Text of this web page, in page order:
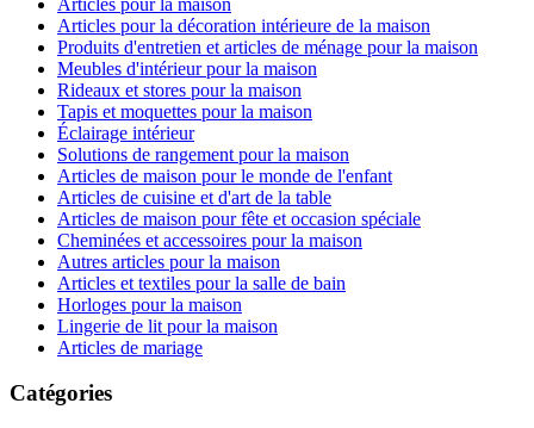
Articles pour la décoration intérieure de la maison
Produits d'entretien et articles de ménage pour la maison
Meubles d'intérieur pour la maison
Rideaux et stores pour la maison
Tapis et moquettes pour la maison
Éclairage intérieur
Solutions de rangement pour la maison
Articles de maison pour le monde de l'enfant
Articles de cuisine et d'art de la table
Articles de maison pour fête et occasion spéciale
Cheminées et accessoires pour la maison
Autres articles pour la maison
Articles et textiles pour la salle de bain
Horloges pour la maison
Lingerie de lit pour la maison
Articles de mariage
Catégories